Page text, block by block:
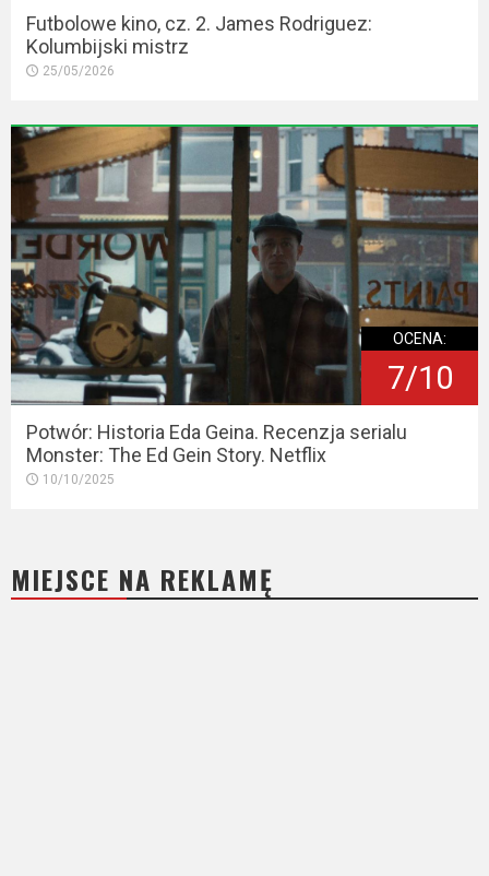
Futbolowe kino, cz. 2. James Rodriguez:
Kolumbijski mistrz
25/05/2026
OCENA:
7/10
Potwór: Historia Eda Geina. Recenzja serialu
Monster: The Ed Gein Story. Netflix
10/10/2025
MIEJSCE NA REKLAMĘ